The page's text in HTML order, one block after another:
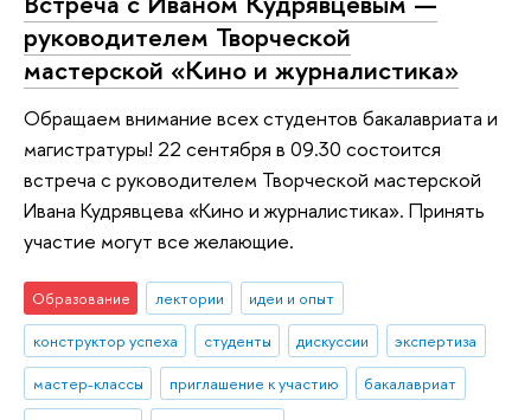
руководителем Творческой
мастерской «Кино и журналистика»
Обращаем внимание всех студентов бакалавриата и
магистратуры! 22 сентября в 09.30 состоится
встреча с руководителем Творческой мастерской
Ивана Кудрявцева «Кино и журналистика». Принять
участие могут все желающие.
Образование лектории
идеи и опыт
конструктор успеха
студенты дискуссии
экспертиза
мастер-классы
приглашение к участию
бакалавриат